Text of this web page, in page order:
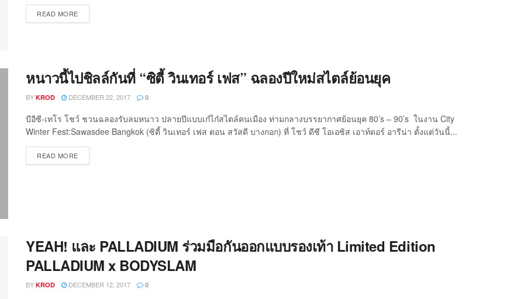
READ MORE
หนาวนี้ไปชิลล์กันที่ “ซิตี้ วินเทอร์ เฟส” ฉลองปีใหม่สไตล์ย้อนยุค
BY KROD DECEMBER 22, 2017 0
บีอีซี-เทโร โชว์ ชวนฉลองรับลมหนาว ปลายปีแบบเก๋ไก๋สไตล์คนเมือง ท่ามกลางบรรยากาศย้อนยุค 80’s – 90’s ในงาน City
Winter Fest:Sawasdee Bangkok (ซิตี้ วินเทอร์ เฟส ตอน สวัสดี บางกอก) ที่ โชว์ ดีซี โอเอซิส เอาท์ดอร์ อารีน่า ตั้งแต่วันนี้...
READ MORE
YEAH! และ PALLADIUM ร่วมมือกันออกแบบรองเท้า Limited Edition
PALLADIUM x BODYSLAM
BY KROD DECEMBER 12, 2017 0